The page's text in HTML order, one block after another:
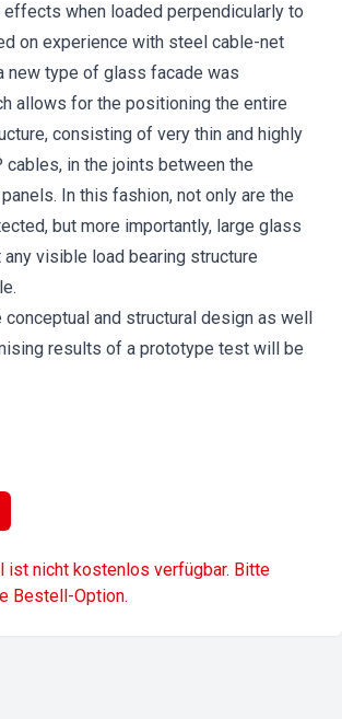
when loaded perpendicularly to
on experience with steel cable-net
new type of glass facade was
allows for the positioning the entire
consisting of very thin and highly
cables, in the joints between the
In this fashion, not only are the
but more importantly, large glass
visible load bearing structure
conceptual and structural design as well
results of a prototype test will be
ist nicht kostenlos verfügbar. Bitte
Bestell-Option.